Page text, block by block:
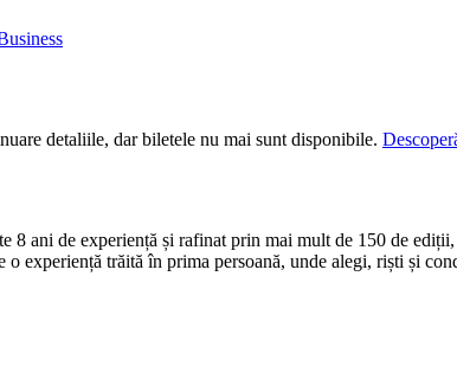
detaliile, dar biletele nu mai sunt disponibile.
ani de experiență și rafinat prin mai mult de 150 de
o experiență trăită în prima persoană, unde alegi, riști și